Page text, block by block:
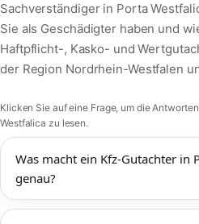
Sachverständiger in Porta
Sie als Geschädigter haben und
Haftpflicht-, Kasko- und
der Region Nordrhein-Westfalen
Klicken Sie auf eine Frage, um die
Westfalica zu lesen.
Was macht ein Kfz-Gutachter in
genau?